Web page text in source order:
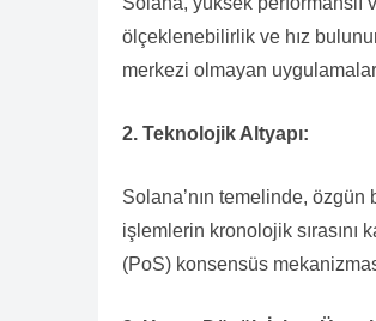
ölçeklenebilirlik ve hız
merkezi olmayan
2. Teknolojik Altyapı:
Solana’nın temelinde,
işlemlerin kronolojik sırasını
(PoS) konsensüs